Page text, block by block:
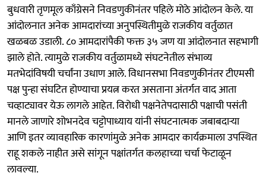
बुधवारी तृणमूल काँग्रेसने निवडणुकीनंतर पहिले मोठे आंदोलन केले. या
आंदोलनात अनेक आमदारांच्या अनुपस्थितीमुळे राजकीय वर्तुळात
खळबळ उडाली. ८० आमदारांपैकी फक्त ३५ जण या आंदोलनात सहभागी
झाले होते. त्यामुळे राजकीय वर्तुळामध्ये संघटनेतील संभाव्य
मतभेदांविषयी चर्चांना उधाण आले. विधानसभा निवडणुकीनंतर टीएमसी
पक्ष पुन्हा संघटित होण्याचा प्रयत्न करत असताना अंतर्गत वाद आता
चव्हाट्यावर येऊ लागले आहेत. विरोधी पक्षनेतेपदासाठी पक्षाची पसंती
मानले जाणारे शोभनदेव चट्टोपाध्याय यांनी संघटनात्मक जबाबदाऱ्या
आणि इतर व्यावहारिक कारणांमुळे अनेक आमदार कार्यक्रमाला उपस्थित
राहू शकले नाहीत असे सांगून पक्षांतर्गत कलहाच्या चर्चा फेटाळून
लावल्या.